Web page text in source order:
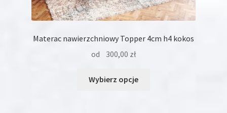
Materac nawierzchniowy Topper 4cm h4 kokos
od
300,00 zł
Wybierz opcje